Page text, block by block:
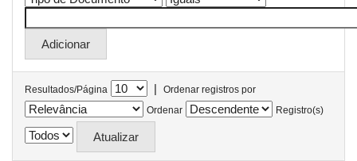
Resultados/Página |
Ordenar registros por
Ordenar
Registro(s)